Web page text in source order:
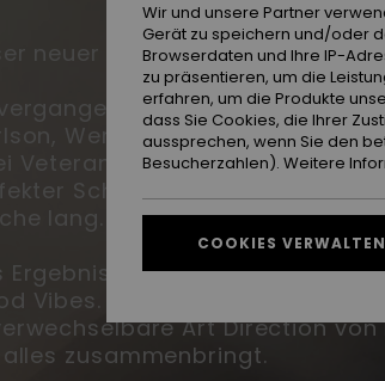
neuer Snowfilm, SCORED, ist
April reisen Travis
Werni Stock und Miles
Veteranen, zwei Rookies.
Schnee. Nonstop-Energie.
lang.
Ergebnis: SCORED — unser
Vibes. Ein überdrehter Ride.
Art Direction von
zusammenbringt.
Wir und unsere Partner
Gerät zu speichern und/oder
Browserdaten und Ihre IP-
zu präsentieren, um die
erfahren, um die Produkte
dass Sie Cookies, die Ihrer
aussprechen, wenn Sie den
Besucherzahlen). Weitere
COOKIES VERWALTEN